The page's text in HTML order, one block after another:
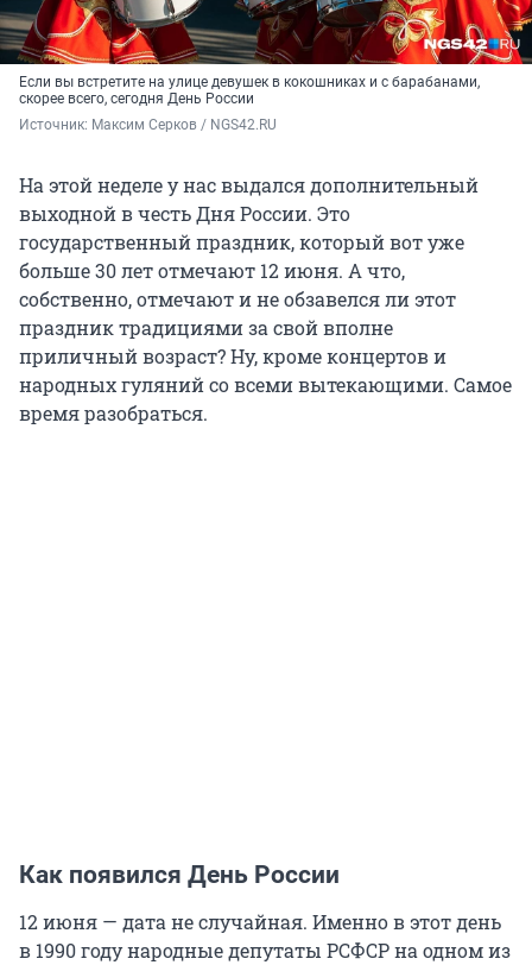
Если вы встретите на улице девушек в кокошниках и с барабанами,
скорее всего, сегодня День России
Источник: Максим Серков / NGS42.RU
На этой неделе у нас выдался дополнительный
выходной в честь Дня России. Это
государственный праздник, который вот уже
больше 30 лет отмечают 12 июня. А что,
собственно, отмечают и не обзавелся ли этот
праздник традициями за свой вполне
приличный возраст? Ну, кроме концертов и
народных гуляний со всеми вытекающими. Самое
время разобраться.
Как появился День России
12 июня — дата не случайная. Именно в этот день
в 1990 году народные депутаты РСФСР на одном из